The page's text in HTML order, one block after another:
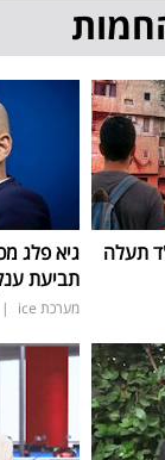
תעלה
גיא פלג
תביעת ענק בסך 5
מערכת ice |